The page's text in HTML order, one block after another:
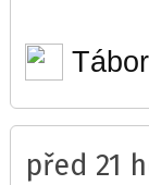
před 21